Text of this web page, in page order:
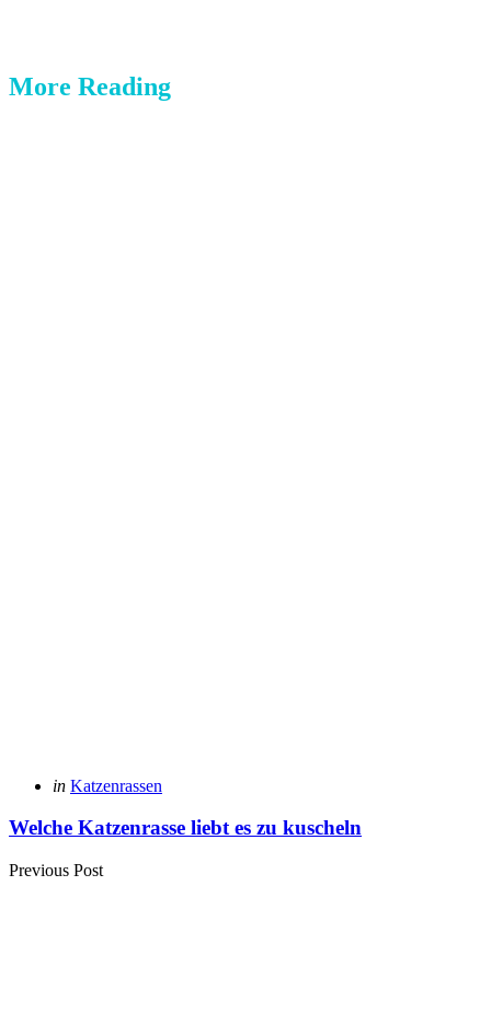
More Reading
Posted
in Katzenrassen
Welche Katzenrasse liebt es zu kuscheln
Previous Post